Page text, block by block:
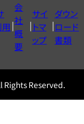
会
社
概
要
サイ
トマ
ップ
ダウン
ロード
書類
Rights Reserved.